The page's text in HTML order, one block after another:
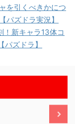
を引くべきかにつ
パズドラ実況】
新キャラ13体コ
ズドラ】